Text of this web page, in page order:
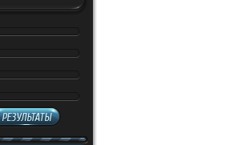
РЕЗУЛЬТАТЫ